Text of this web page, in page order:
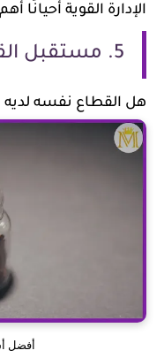
الإدارة القوية أحيانًا
5. مستقبل القطاع
هل القطاع نفسه لديه
أفضل